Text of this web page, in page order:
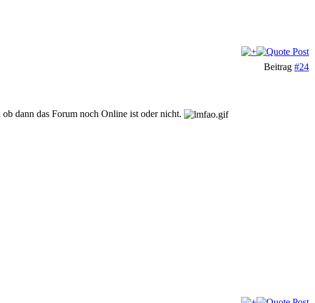
Beitrag #24
dann das Forum noch Online ist oder nicht.